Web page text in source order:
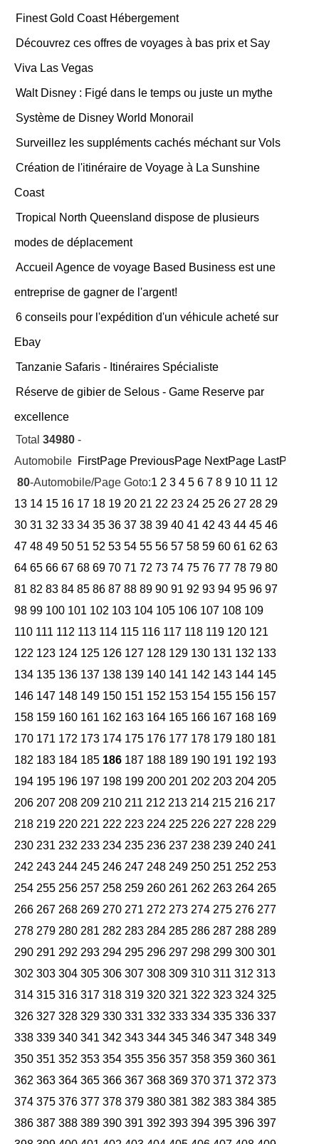
Finest Gold Coast Hébergement
Découvrez ces offres de voyages à bas prix et Say
Viva Las Vegas
Walt Disney : Figé dans le temps ou juste un mythe
Système de Disney World Monorail
Surveillez les suppléments cachés méchant sur Vols
Création de l'itinéraire de Voyage à La Sunshine
Coast
Tropical North Queensland dispose de plusieurs
modes de déplacement
Accueil Agence de voyage Based Business est une
entreprise de gagner de l'argent!
6 conseils pour l'expédition d'un véhicule acheté sur
Ebay
Tanzanie Safaris - Itinéraires Spécialiste
Réserve de gibier de Selous - Game Reserve par
excellence
Total 34980 -
Automobile FirstPage PreviousPage NextPage LastPage
80-Automobile/Page Goto:1 2 3 4 5 6 7 8 9 10 11 12
13 14 15 16 17 18 19 20 21 22 23 24 25 26 27 28 29
30 31 32 33 34 35 36 37 38 39 40 41 42 43 44 45 46
47 48 49 50 51 52 53 54 55 56 57 58 59 60 61 62 63
64 65 66 67 68 69 70 71 72 73 74 75 76 77 78 79 80
81 82 83 84 85 86 87 88 89 90 91 92 93 94 95 96 97
98 99 100 101 102 103 104 105 106 107 108 109
110 111 112 113 114 115 116 117 118 119 120 121
122 123 124 125 126 127 128 129 130 131 132 133
134 135 136 137 138 139 140 141 142 143 144 145
146 147 148 149 150 151 152 153 154 155 156 157
158 159 160 161 162 163 164 165 166 167 168 169
170 171 172 173 174 175 176 177 178 179 180 181
182 183 184 185 186 187 188 189 190 191 192 193
194 195 196 197 198 199 200 201 202 203 204 205
206 207 208 209 210 211 212 213 214 215 216 217
218 219 220 221 222 223 224 225 226 227 228 229
230 231 232 233 234 235 236 237 238 239 240 241
242 243 244 245 246 247 248 249 250 251 252 253
254 255 256 257 258 259 260 261 262 263 264 265
266 267 268 269 270 271 272 273 274 275 276 277
278 279 280 281 282 283 284 285 286 287 288 289
290 291 292 293 294 295 296 297 298 299 300 301
302 303 304 305 306 307 308 309 310 311 312 313
314 315 316 317 318 319 320 321 322 323 324 325
326 327 328 329 330 331 332 333 334 335 336 337
338 339 340 341 342 343 344 345 346 347 348 349
350 351 352 353 354 355 356 357 358 359 360 361
362 363 364 365 366 367 368 369 370 371 372 373
374 375 376 377 378 379 380 381 382 383 384 385
386 387 388 389 390 391 392 393 394 395 396 397